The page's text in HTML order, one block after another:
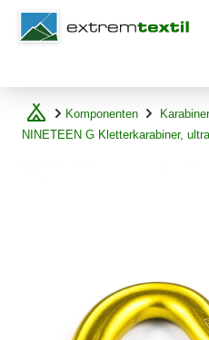
Shopware
Komponenten Karabiner
NINETEEN G Kletterkarabiner,